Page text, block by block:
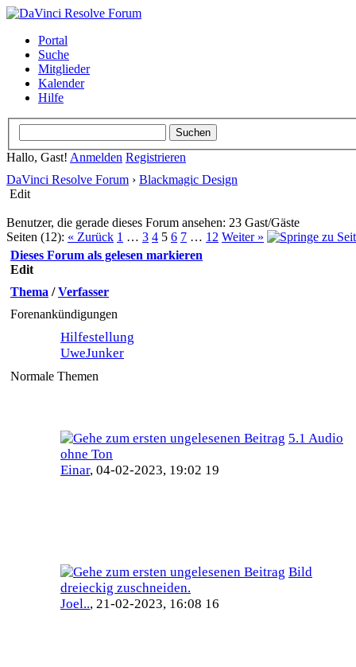
Portal
Suche
Mitglieder
Kalender
Hilfe
Hallo, Gast! Anmelden Registrieren
DaVinci Resolve Forum › Blackmagic Design
Edit
Benutzer, die gerade dieses Forum ansehen: 23 Gast/Gäste
Seiten (12): « Zurück 1 … 3 4 5 6 7 … 12 Weiter »
Dieses Forum als gelesen markieren
Edit
Thema /Verfasser
Forenankündigungen
Hilfestellung
UweJunker
Normale Themen
5.1 Audio
ohne Ton
Einar, 04-02-2023, 19:02 19
Bild
dreieckig zuschneiden.
Joel.., 21-02-2023, 16:08 16